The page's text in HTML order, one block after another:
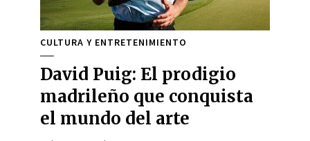
CULTURA Y ENTRETENIMIENTO
David Puig: El prodigio
madrileño que conquista
el mundo del arte